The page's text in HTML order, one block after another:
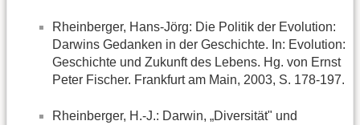
Rheinberger, Hans-Jörg: Die Politik der Evolution:
Darwins Gedanken in der Geschichte. In: Evolution:
Geschichte und Zukunft des Lebens. Hg. von Ernst
Peter Fischer. Frankfurt am Main, 2003, S. 178-197.
Rheinberger, H.-J.: Darwin, „Diversität" und